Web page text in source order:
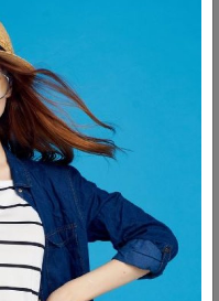
منتجات العناية بالبشرة